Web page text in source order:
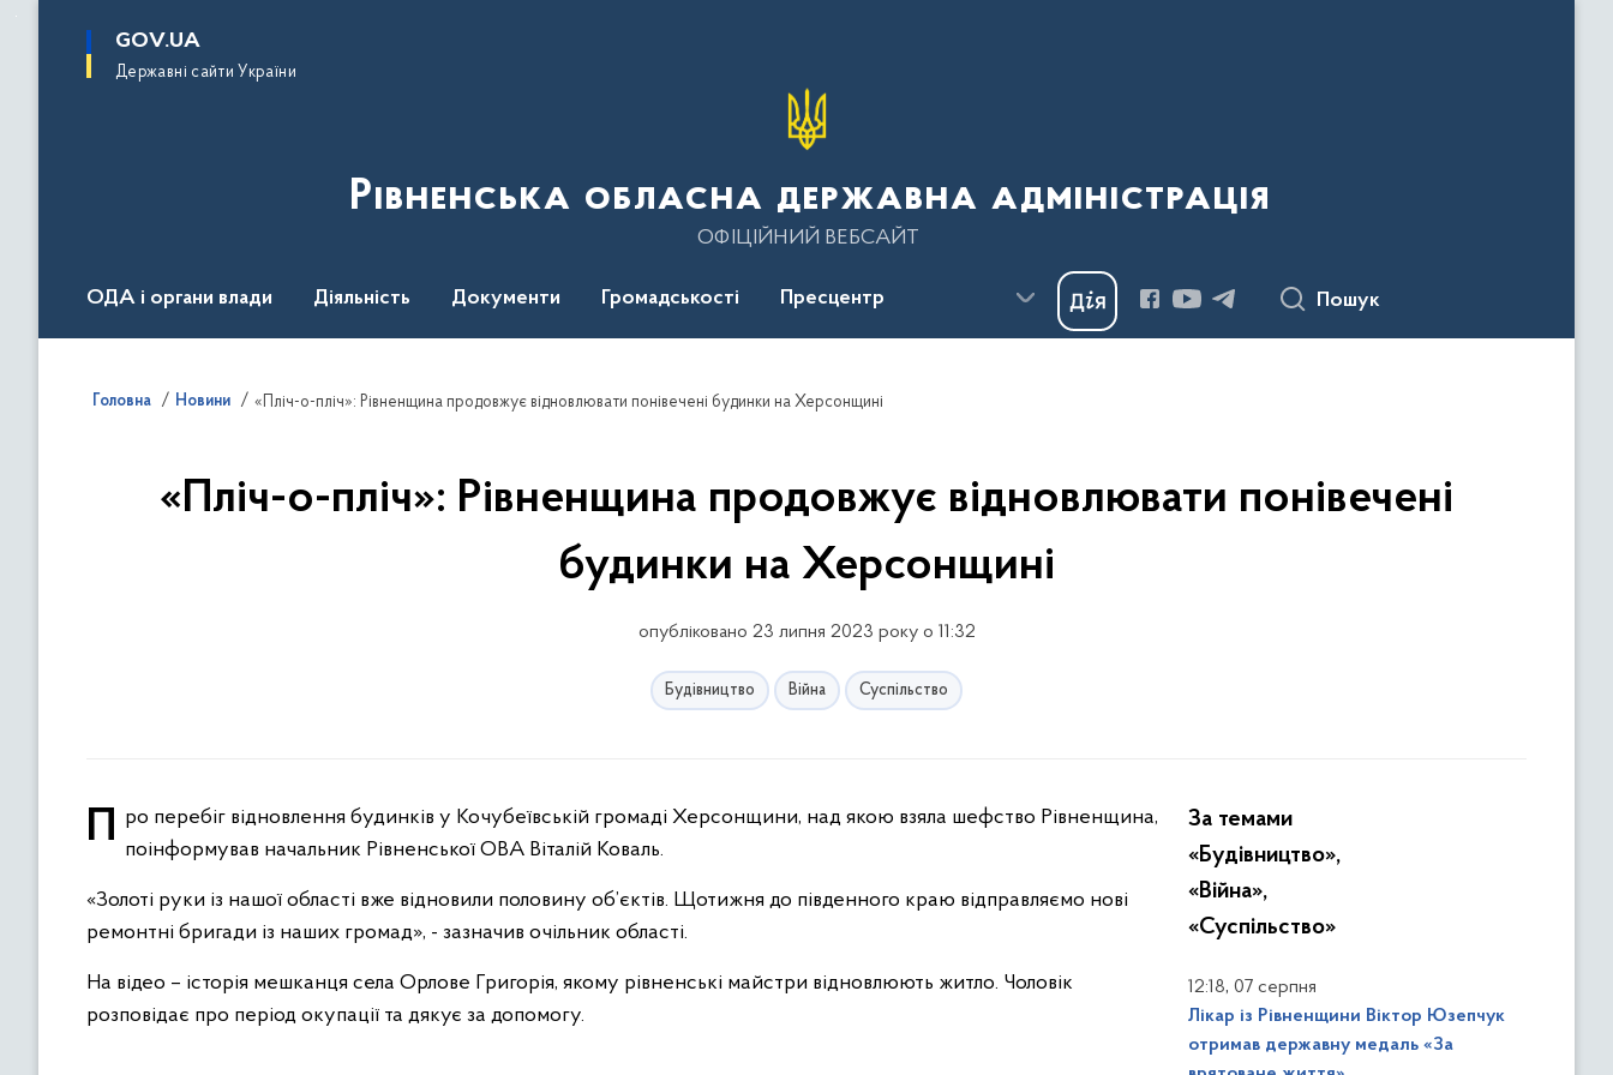
основного
GOV.UA
Державні сайти України
Рівненська обласна державна адміністрація
ОФІЦІЙНИЙ ВЕБСАЙТ
ОДА і органи влади Діяльність Документи Громадськості Пресцентр Пошук
Головна Новини «Пліч-о-пліч»: Рівненщина продовжує відновлювати понівечені будинки на Херсонщині
«Пліч-о-пліч»: Рівненщина продовжує відновлювати понівечені
будинки на Херсонщині
опубліковано 23 липня 2023 року о 11:32
Будівництво Війна Суспільство
Про перебіг відновлення будинків у Кочубеївській громаді Херсонщини, над якою взяла шефство Рівненщина, поінформував начальник Рівненської ОВА Віталій Коваль.
«Золоті руки із нашої області вже відновили половину об’єктів. Щотижня до південного краю відправляємо нові
ремонтні бригади із наших громад», - зазначив очільник області.
На відео – історія мешканця села Орлове Григорія, якому рівненські майстри відновлюють житло. Чоловік
розповідає про період окупації та дякує за допомогу.
За темами
«Будівництво»,
«Війна»,
«Суспільство»
12:18, 07 серпня
Лікар із Рівненщини Віктор Юзепчук
отримав державну медаль «За